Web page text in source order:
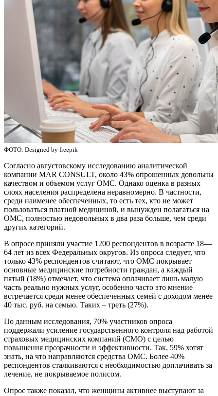
ФОТО: Designed by freepik
Согласно августовскому исследованию аналитической
компании MAR CONSULT, около 43% опрошенных довольны
качеством и объемом услуг ОМС. Однако оценка в разных
слоях населения распределена неравномерно. В частности,
среди наименее обеспеченных, то есть тех, кто не может
пользоваться платной медициной, и вынужден полагаться на
ОМС, полностью недовольных в два раза больше, чем среди
других категорий.
В опросе приняли участие 1200 респондентов в возрасте 18—
64 лет из всех Федеральных округов. Из опроса следует, что
только 43% респондентов считают, что ОМС покрывает
основные медицинские потребности граждан, а каждый
пятый (18%) отмечает, что система оплачивает лишь малую
часть реально нужных услуг, особенно часто это мнение
встречается среди менее обеспеченных семей с доходом менее
40 тыс. руб. на семью. Таких – треть (27%).
По данным исследования, 70% участников опроса
поддержали усиление государственного контроля над работой
страховых медицинских компаний (СМО) с целью
повышения прозрачности и эффективности. Так, 59% хотят
знать, на что направляются средства ОМС. Более 40%
респондентов сталкиваются с необходимостью доплачивать за
лечение, не покрываемое полисом.
Опрос также показал, что женщины активнее выступают за